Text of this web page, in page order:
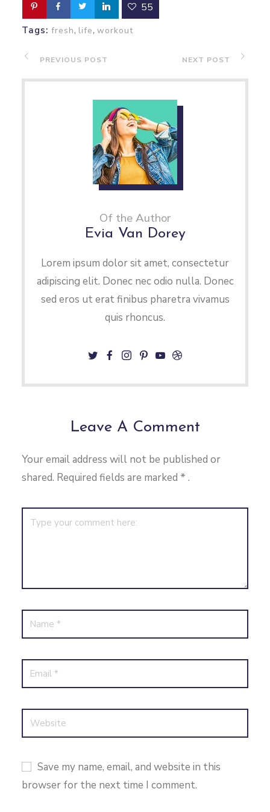
Tags: fresh, life, workout
55
PREVIOUS POST NEXT POST
Of the Author
Evia Van Dorey
Lorem ipsum dolor sit amet, consectetur
adipiscing elit. Donec nec odio nulla. Donec
sed eros ut erat finibus pharetra vivamus
quis rhoncus.
Leave A Comment
Your email address will not be published or
shared. Required fields are marked * .
Save my name, email, and website in this
browser for the next time I comment.